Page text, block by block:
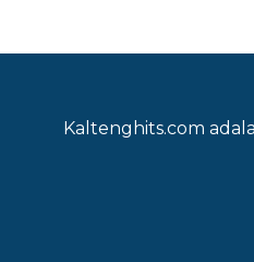
Kaltenghits.com